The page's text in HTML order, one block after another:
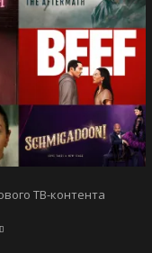
ТВ-контента